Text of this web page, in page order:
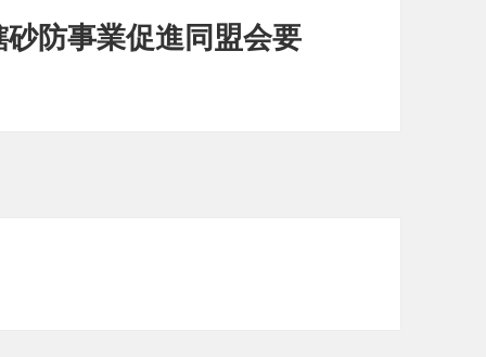
防事業促進同盟会要